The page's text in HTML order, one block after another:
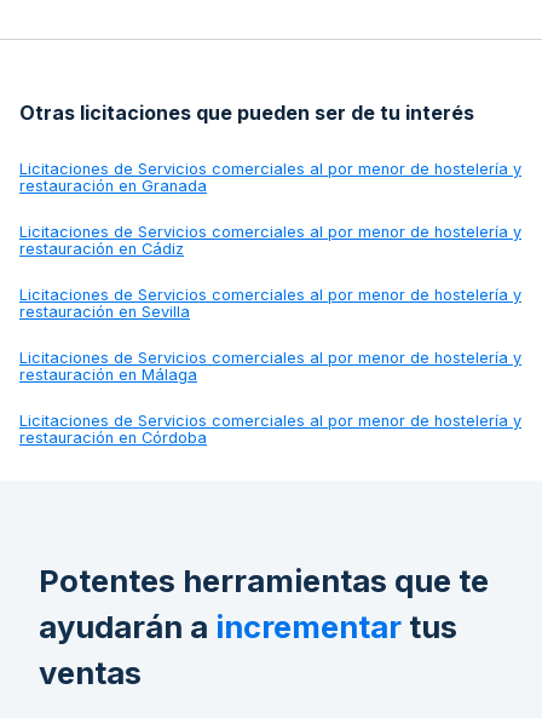
Otras licitaciones que pueden ser de tu interés
Licitaciones de Servicios comerciales al por menor de hostelería y
restauración en Granada
Licitaciones de Servicios comerciales al por menor de hostelería y
restauración en Cádiz
Licitaciones de Servicios comerciales al por menor de hostelería y
restauración en Sevilla
Licitaciones de Servicios comerciales al por menor de hostelería y
restauración en Málaga
Licitaciones de Servicios comerciales al por menor de hostelería y
restauración en Córdoba
Potentes herramientas que te
ayudarán a incrementar tus
ventas